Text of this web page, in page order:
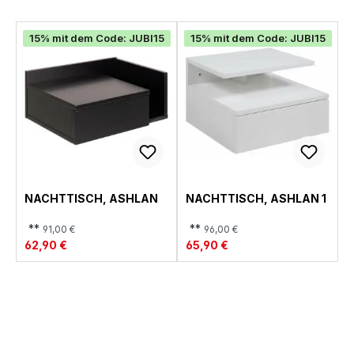
15% mit dem Code: JUBI15
NACHTTISCH, ASHLAN
** 91,00 €
62,90 €
15% mit dem Code: JUBI15
NACHTTISCH, ASHLAN 1
** 96,00 €
65,90 €